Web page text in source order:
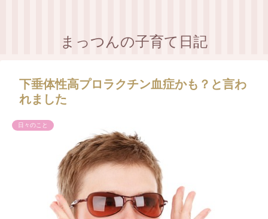
まっつんの子育て日記
下垂体性高プロラクチン血症かも？と言わ
れました
日々のこと